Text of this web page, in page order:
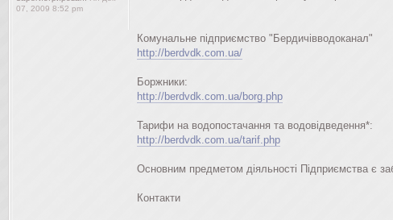
07, 2009 8:52 pm
Комунальне підприємство "Бердичівводоканал"
http://berdvdk.com.ua/
Боржники:
http://berdvdk.com.ua/borg.php
Тарифи на водопостачання та водовідведення*:
http://berdvdk.com.ua/tarif.php
Основним предметом діяльності Підприємства є
Контакти